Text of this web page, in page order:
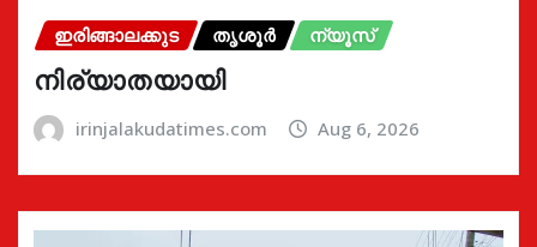
ഇരിങ്ങാലക്കുട തൃശൂർ ന്യൂസ്
നിര്യാതയായി
irinjalakudatimes.com Aug 6, 2026